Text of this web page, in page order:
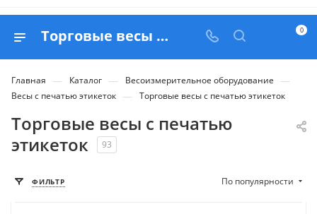
Торговые весы с печатью этикеток - купить в Москве с доставкой по РФ 0
Главная — Каталог — Весоизмерительное оборудование —
Весы с печатью этикеток — Торговые весы с печатью этикеток
Торговые весы с печатью
этикеток
93
ФИЛЬТР По популярности